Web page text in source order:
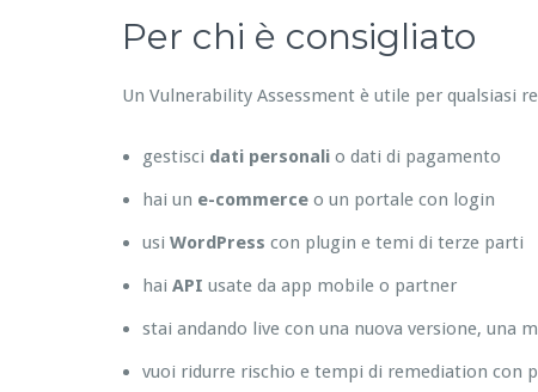
Per chi è consigliato
Un Vulnerability Assessment è utile per qualsiasi
gestisci dati personali o dati di pagamento
hai un e-commerce o un portale con login
usi WordPress con plugin e temi di terze parti
hai API usate da app mobile o partner
stai andando live con una nuova versione, una
vuoi ridurre rischio e tempi di remediation con